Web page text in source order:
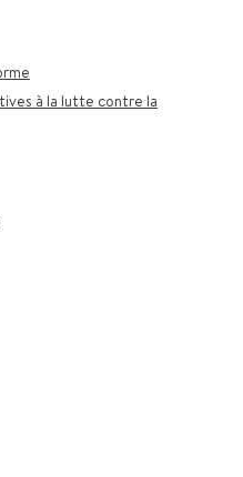
à la lutte contre la